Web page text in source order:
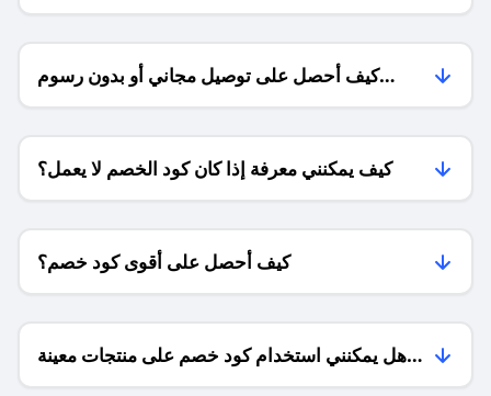
كيف أحصل على توصيل مجاني أو بدون رسوم
الشحن ؟
كيف يمكنني معرفة إذا كان كود الخصم لا يعمل؟
كيف أحصل على أقوى كود خصم؟
هل يمكنني استخدام كود خصم على منتجات معينة
فقط؟